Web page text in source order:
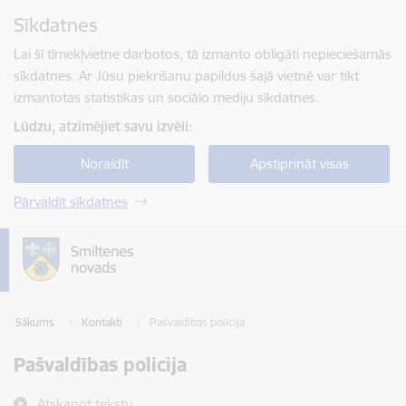
Sīkdatnes
Lai šī tīmekļvietne darbotos, tā izmanto obligāti nepieciešamās
sīkdatnes. Ar Jūsu piekrišanu papildus šajā vietnē var tikt
izmantotas statistikas un sociālo mediju sīkdatnes.
Lūdzu, atzīmējiet savu izvēli:
Noraidīt Apstiprināt visas
Pārvaldīt sīkdatnes
Sākums Kontakti Pašvaldības policija
Pašvaldības policija